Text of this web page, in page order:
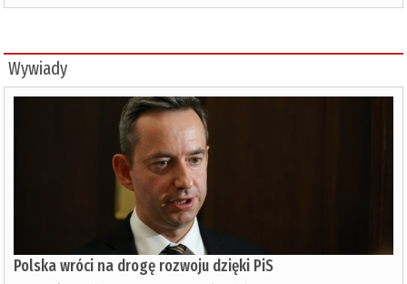
Wywiady
Polska wróci na drogę rozwoju dzięki PiS